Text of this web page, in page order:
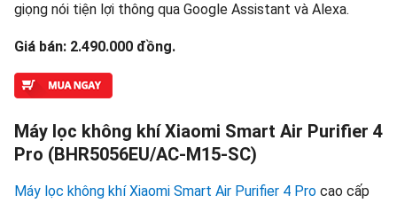
giọng nói tiện lợi thông qua Google Assistant và Alexa.
Giá bán: 2.490.000 đồng.
Máy lọc không khí Xiaomi Smart Air Purifier 4
Pro (BHR5056EU/AC-M15-SC)
Máy lọc không khí Xiaomi Smart Air Purifier 4 Pro cao cấp